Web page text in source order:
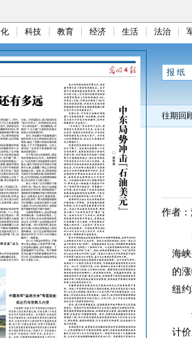
科技 教育 经济 生活 法治
报 纸
往期回
作者
美
海
的
纽
长
计